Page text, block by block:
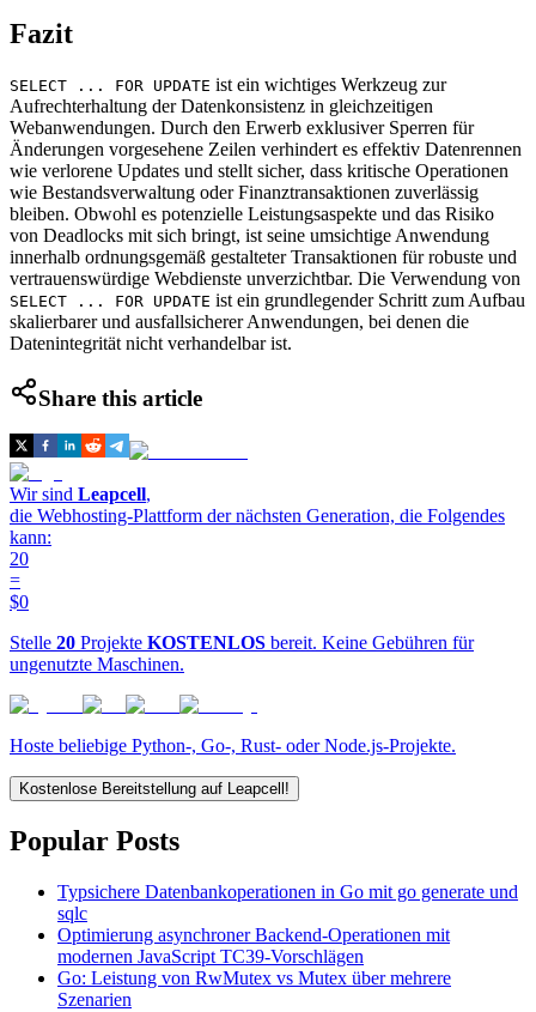
Fazit
SELECT ... FOR UPDATE ist ein wichtiges Werkzeug zur
Aufrechterhaltung der Datenkonsistenz in gleichzeitigen
Webanwendungen. Durch den Erwerb exklusiver Sperren für
Änderungen vorgesehene Zeilen verhindert es effektiv Datenrennen
wie verlorene Updates und stellt sicher, dass kritische Operationen
wie Bestandsverwaltung oder Finanztransaktionen zuverlässig
bleiben. Obwohl es potenzielle Leistungsaspekte und das Risiko
von Deadlocks mit sich bringt, ist seine umsichtige Anwendung
innerhalb ordnungsgemäß gestalteter Transaktionen für robuste und
vertrauenswürdige Webdienste unverzichtbar. Die Verwendung von
SELECT ... FOR UPDATE ist ein grundlegender Schritt zum Aufbau
skalierbarer und ausfallsicherer Anwendungen, bei denen die
Datenintegrität nicht verhandelbar ist.
Share this article
Wir sind Leapcell,
die Webhosting-Plattform der nächsten Generation, die Folgendes
kann:
20
=
$0
Stelle 20 Projekte KOSTENLOS bereit. Keine Gebühren für
ungenutzte Maschinen.
Hoste beliebige Python-, Go-, Rust- oder Node.js-Projekte.
Kostenlose Bereitstellung auf Leapcell!
Popular Posts
Typsichere Datenbankoperationen in Go mit go generate und
sqlc
Optimierung asynchroner Backend-Operationen mit
modernen JavaScript TC39-Vorschlägen
Go: Leistung von RwMutex vs Mutex über mehrere
Szenarien